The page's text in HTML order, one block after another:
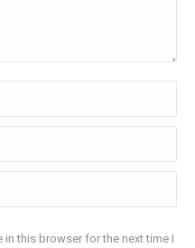
in this browser for the next time I